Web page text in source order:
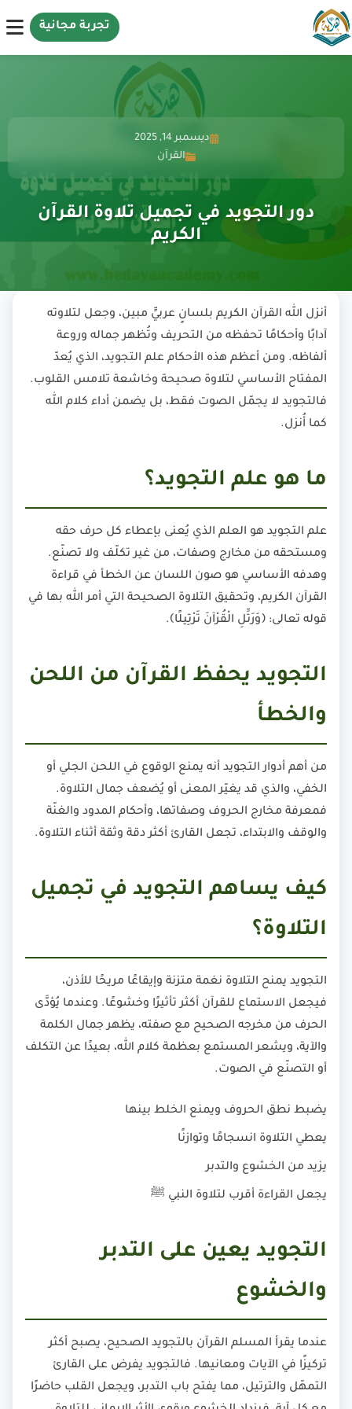
تجربة مجانية
ديسمبر 14, 2025
القرآن
دور التجويد في تجميل تلاوة القرآن
الكريم
أنزل الله القرآن الكريم بلسانٍ عربيٍّ مبين، وجعل لتلاوته
آدابًا وأحكامًا تحفظه من التحريف وتُظهر جماله وروعة
ألفاظه. ومن أعظم هذه الأحكام علم التجويد، الذي يُعدّ
المفتاح الأساسي لتلاوة صحيحة وخاشعة تلامس القلوب.
فالتجويد لا يجمّل الصوت فقط، بل يضمن أداء كلام الله
كما أُنزل.
ما هو علم التجويد؟
علم التجويد هو العلم الذي يُعنى بإعطاء كل حرف حقه
ومستحقه من مخارج وصفات، من غير تكلّف ولا تصنّع.
وهدفه الأساسي هو صون اللسان عن الخطأ في قراءة
القرآن الكريم، وتحقيق التلاوة الصحيحة التي أمر الله بها في
قوله تعالى: ﴿وَرَتِّلِ الْقُرْآنَ تَرْتِيلًا﴾.
التجويد يحفظ القرآن من اللحن
والخطأ
من أهم أدوار التجويد أنه يمنع الوقوع في اللحن الجلي أو
الخفي، والذي قد يغيّر المعنى أو يُضعف جمال التلاوة.
فمعرفة مخارج الحروف وصفاتها، وأحكام المدود والغنّة
والوقف والابتداء، تجعل القارئ أكثر دقة وثقة أثناء التلاوة.
كيف يساهم التجويد في تجميل
التلاوة؟
التجويد يمنح التلاوة نغمة متزنة وإيقاعًا مريحًا للأذن،
فيجعل الاستماع للقرآن أكثر تأثيرًا وخشوعًا. وعندما يُؤدَّى
الحرف من مخرجه الصحيح مع صفته، يظهر جمال الكلمة
والآية، ويشعر المستمع بعظمة كلام الله، بعيدًا عن التكلف
أو التصنّع في الصوت.
يضبط نطق الحروف ويمنع الخلط بينها
يعطي التلاوة انسجامًا وتوازنًا
يزيد من الخشوع والتدبر
يجعل القراءة أقرب لتلاوة النبي ﷺ
التجويد يعين على التدبر
والخشوع
عندما يقرأ المسلم القرآن بالتجويد الصحيح، يصبح أكثر
تركيزًا في الآيات ومعانيها. فالتجويد يفرض على القارئ
التمهّل والترتيل، مما يفتح باب التدبر، ويجعل القلب حاضرًا